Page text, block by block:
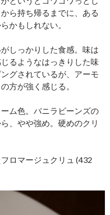
ら持ち帰るまでに、ある
かもしれない。
しっかりした食感。味は
るようなはっきりした味
グされているが、アーモ
方が強く感じる。
ム色。バニラビーンズの
、やや強め。硬めのクリ
ロマージュクリュ (432